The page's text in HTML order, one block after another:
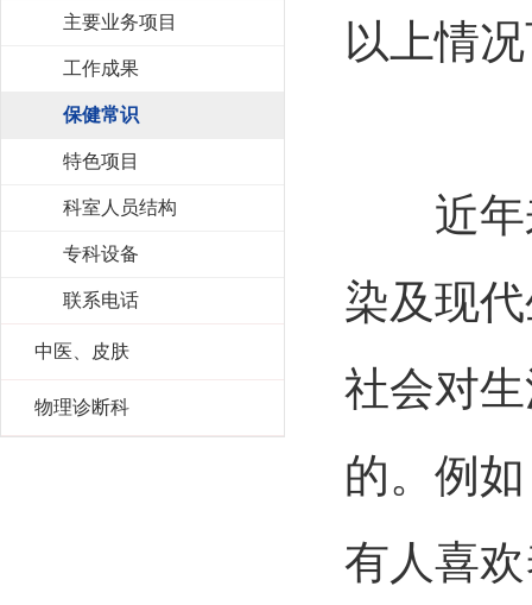
主要业务项目
工作成果
保健常识
特色项目
科室人员结构
专科设备
联系电话
中医、皮肤
物理诊断科
以上情
近年来
染及现
社会对
的。例
有人喜